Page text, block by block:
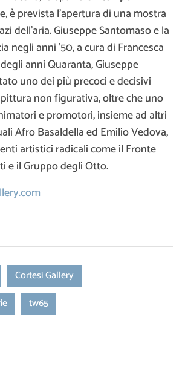
è prevista l’apertura di una mostra
dell’aria. Giuseppe Santomaso e la
negli anni ’50, a cura di Francesca
anni Quaranta, Giuseppe
uno dei più precoci e decisivi
non figurativa, oltre che uno
e promotori, insieme ad altri
Afro Basaldella ed Emilio Vedova,
artistici radicali come il Fronte
e il Gruppo degli Otto.
Cortesi Gallery
tw65